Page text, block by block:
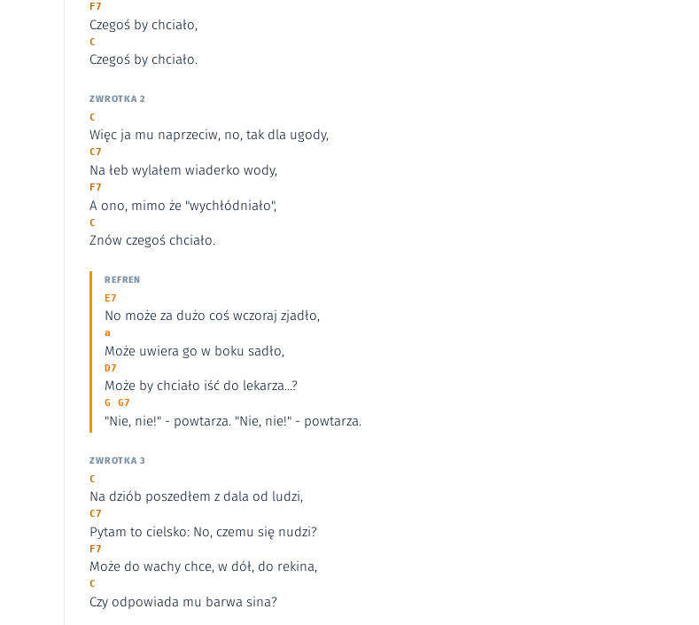
F7
Czegoś by chciało,
C
Czegoś by chciało.
ZWROTKA 2
C
Więc ja mu naprzeciw, no, tak dla ugody,
C7
Na łeb wylałem wiaderko wody,
F7
A ono, mimo że "wychłódniało",
C
Znów czegoś chciało.
REFREN
E7
No może za dużo coś wczoraj zjadło,
a
Może uwiera go w boku sadło,
D7
Może by chciało iść do lekarza...?
G G7
"Nie, nie!" - powtarza. "Nie, nie!" - powtarza.
ZWROTKA 3
C
Na dziób poszedłem z dala od ludzi,
C7
Pytam to cielsko: No, czemu się nudzi?
F7
Może do wachy chce, w dół, do rekina,
C
Czy odpowiada mu barwa sina?